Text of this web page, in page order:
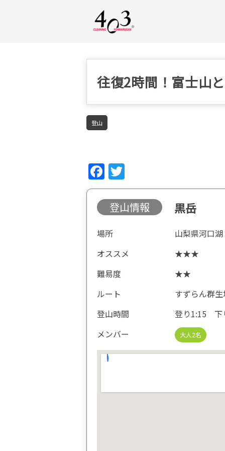
往復2時間！富士山
登山
Fac
ebo
ok
tter
登山情報 黒岳
場所
山梨県河口湖
オススメ
★★★
難易度
★★
ルート
すずらん群
登山時間
登り1:15 下
メンバー
大人2名